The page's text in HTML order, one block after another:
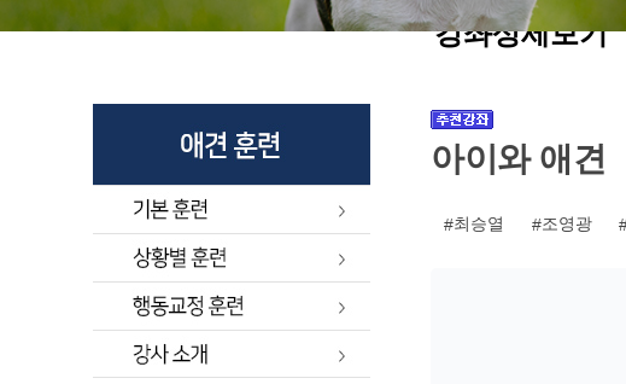
상
보
기
강좌상세보기
아이와 애견
최승열 조영광